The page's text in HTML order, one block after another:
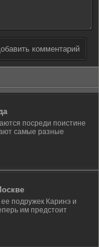
комментарий
посреди поистине
самые разные
подружек Каринэ и
им предстоит